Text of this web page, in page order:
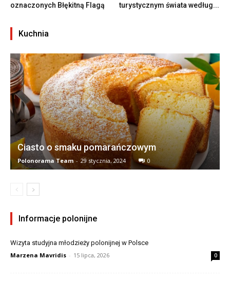
oznaczonych Błękitną Flagą
turystycznym świata według...
Kuchnia
Ciasto o smaku pomarańczowym
Polonorama Team - 29 stycznia, 2024 0
Informacje polonijne
Wizyta studyjna młodzieży polonijnej w Polsce
Marzena Mavridis - 15 lipca, 2026 0